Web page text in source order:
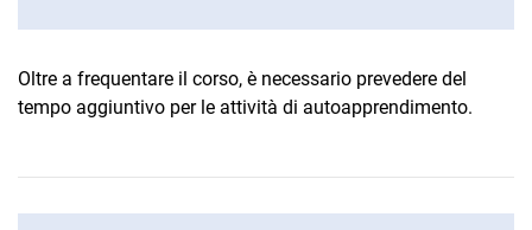
Oltre a frequentare il corso, è necessario prevedere del
tempo aggiuntivo per le attività di autoapprendimento.